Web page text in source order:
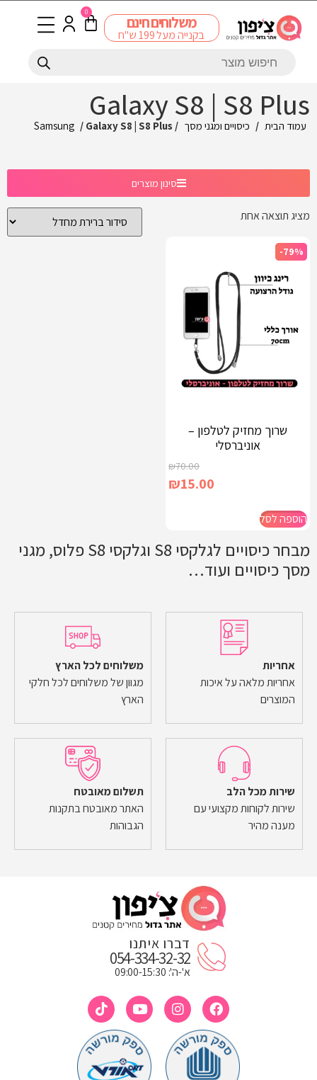
משלוחים חינם
בקנייה מעל 199 ש"ח
0
Galaxy S8 | S8 Plus
עמוד הבית / כיסויים ומגני מסך /
Samsung / Galaxy S8 | S8 Plus
סינון מוצרים
מציג תוצאה אחת
-79%
שרוך מחזיק לטלפון –
אוניברסלי
₪70.00
₪15.00
הוספה לסל
מבחר כיסויים לגלקסי S8 וגלקסי S8 פלוס, מגני
מסך כיסויים ועוד…
אחריות
אחריות מלאה על איכות
המוצרים
משלוחים לכל הארץ
מגוון של משלוחים לכל חלקי
הארץ
שירות מכל הלב
שירות לקוחות מקצועי עם
מענה מהיר
תשלום מאובטח
האתר מאובטח בתקנות
הגבוהות
דברו איתנו
054-334-32-32
א'-ה': 09:00-15:30